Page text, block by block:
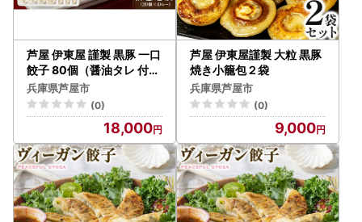
芦屋 伊東屋 謹製 黒豚 一口
餃子 80個（醤油タレ 付き
）
兵庫県芦屋市
(0)
18,000
芦屋 伊東屋謹製 大粒 黒豚
焼き小籠包２袋
兵庫県芦屋市
(0)
9,000